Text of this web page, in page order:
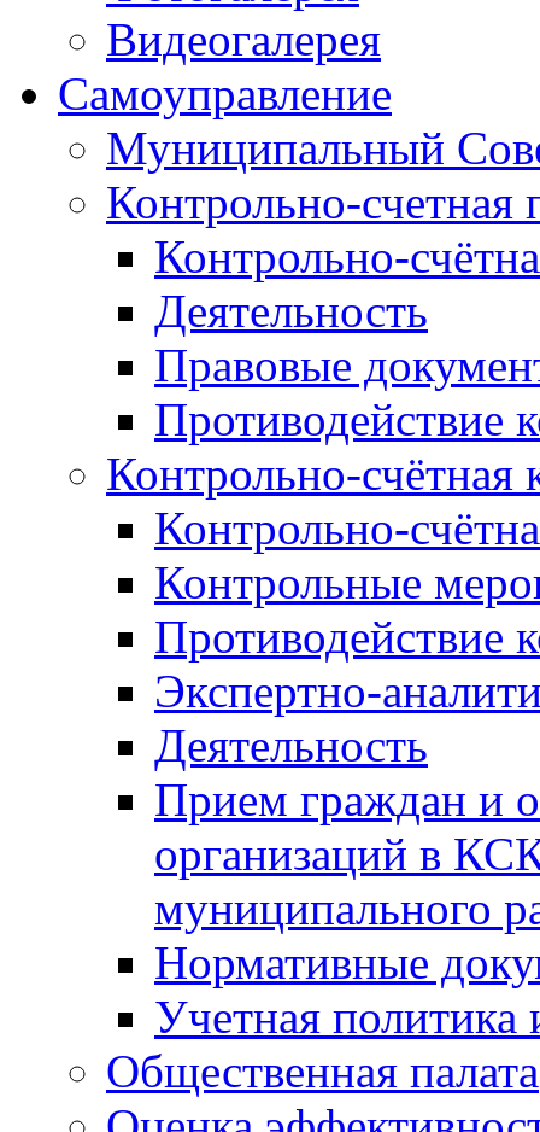
Видеогалерея
Самоуправление
Муниципальный
Контрольно-счетная
Контрольно-
Деятельность
Правовые
Противодействие
Контрольно-счётная
Контрольно-
Контрольные
Противодействие
Экспертно-
Деятельность
Прием граждан и
организаций в
муниципального
Нормативные
Учетная политика
Общественная палата